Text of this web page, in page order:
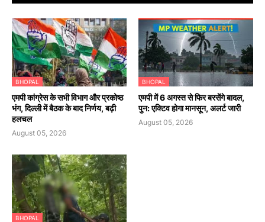
BHOPAL
एमपी कांग्रेस के सभी विभाग और प्रकोष्ठ
भंग, दिल्ली में बैठक के बाद निर्णय, बढ़ी
हलचल
August 05, 2026
BHOPAL
एमपी में 6 अगस्त से फिर बरसेंगे बादल,
पुन: एक्टिव होगा मानसून, अलर्ट जारी
August 05, 2026
BHOPAL